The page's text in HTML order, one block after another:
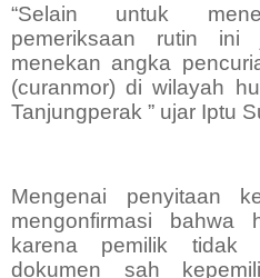
“Selain untuk
pemeriksaan rutin ini
menekan angka
(curanmor) di wilayah
Tanjungperak ” ujar Iptu
Mengenai penyitaan
mengonfirmasi bahwa
karena pemilik tidak
dokumen sah